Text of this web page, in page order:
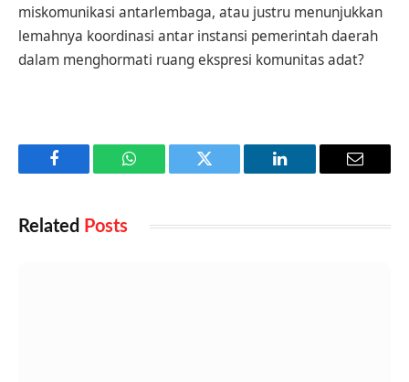
miskomunikasi antarlembaga, atau justru menunjukkan
lemahnya koordinasi antar instansi pemerintah daerah
dalam menghormati ruang ekspresi komunitas adat?
Facebook WhatsApp Twitter LinkedIn Email
Related Posts